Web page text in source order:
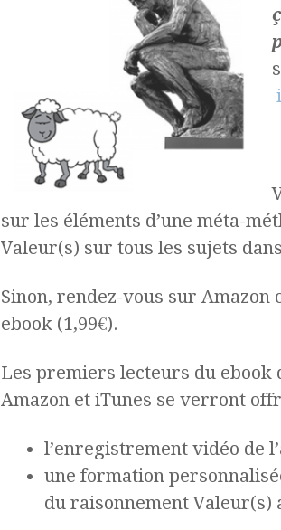
sur les éléments d’une méta-
Valeur(s) sur tous les sujets
Sinon, rendez-vous sur
ebook (1,99€).
Les premiers lecteurs du
Amazon et iTunes se verront
l’enregistrement vidéo de
une formation
du raisonnement Valeur(s)